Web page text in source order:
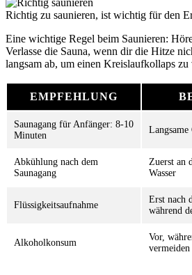
Richtig zu saunieren, ist wichtig für den
Eine wichtige Regel beim Saunieren:
Verlasse die Sauna, wenn dir die Hitze
langsam ab, um einen Kreislaufkollaps zu
EMPFEHLUNG
Saunagang für Anfänger: 8-10
Minuten
Abkühlung nach dem
Saunagang
Zuerst an
Wasser
Flüssigkeitsaufnahme
Erst nach
während
Alkoholkonsum
Vor,
vermeiden